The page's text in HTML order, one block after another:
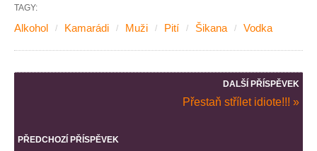
TAGY:
Alkohol Kamarádi Muži Pití Šikana Vodka
DALŠÍ PŘÍSPĚVEK
Přestaň střílet idiote!!! »
PŘEDCHOZÍ PŘÍSPĚVEK